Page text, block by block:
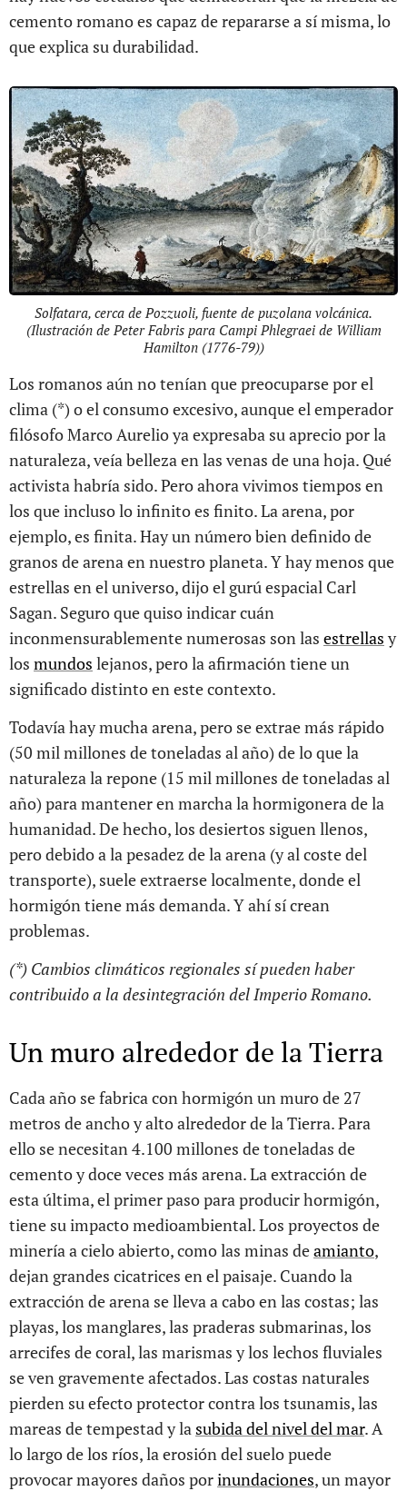
cemento romano es capaz de repararse a sí misma, lo
que explica su durabilidad.
Solfatara, cerca de Pozzuoli, fuente de puzolana volcánica.
(Ilustración de Peter Fabris para Campi Phlegraei de William
Hamilton (1776-79))
Los romanos aún no tenían que preocuparse por el
clima (*) o el consumo excesivo, aunque el emperador
filósofo Marco Aurelio ya expresaba su aprecio por la
naturaleza, veía belleza en las venas de una hoja. Qué
activista habría sido. Pero ahora vivimos tiempos en
los que incluso lo infinito es finito. La arena, por
ejemplo, es finita. Hay un número bien definido de
granos de arena en nuestro planeta. Y hay menos que
estrellas en el universo, dijo el gurú espacial Carl
Sagan. Seguro que quiso indicar cuán
inconmensurablemente numerosas son las estrellas y
los mundos lejanos, pero la afirmación tiene un
significado distinto en este contexto.
Todavía hay mucha arena, pero se extrae más rápido
(50 mil millones de toneladas al año) de lo que la
naturaleza la repone (15 mil millones de toneladas al
año) para mantener en marcha la hormigonera de la
humanidad. De hecho, los desiertos siguen llenos,
pero debido a la pesadez de la arena (y al coste del
transporte), suele extraerse localmente, donde el
hormigón tiene más demanda. Y ahí sí crean
problemas.
(*) Cambios climáticos regionales sí pueden haber
contribuido a la desintegración del Imperio Romano.
Un muro alrededor de la Tierra
Cada año se fabrica con hormigón un muro de 27
metros de ancho y alto alrededor de la Tierra. Para
ello se necesitan 4.100 millones de toneladas de
cemento y doce veces más arena. La extracción de
esta última, el primer paso para producir hormigón,
tiene su impacto medioambiental. Los proyectos de
minería a cielo abierto, como las minas deamianto,
dejan grandes cicatrices en el paisaje. Cuando la
extracción de arena se lleva a cabo en las costas; las
playas, los manglares, las praderas submarinas, los
arrecifes de coral, las marismas y los lechos fluviales
se ven gravemente afectados. Las costas naturales
pierden su efecto protector contra los tsunamis, las
mareas de tempestad y la subida del nivel del mar. A
lo largo de los ríos, la erosión del suelo puede
provocar mayores daños porinundaciones, un mayor